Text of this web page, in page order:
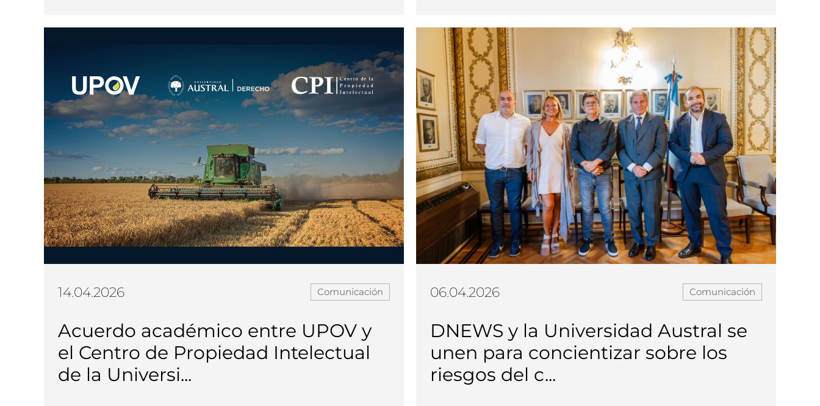
14.04.2026 Comunicación
Acuerdo académico entre UPOV y
el Centro de Propiedad Intelectual
de la Universi...
06.04.2026 Comunicación
DNEWS y la Universidad Austral se
unen para concientizar sobre los
riesgos del c...